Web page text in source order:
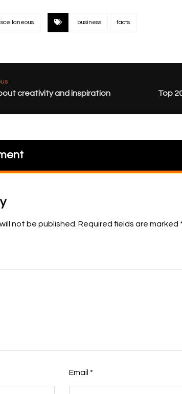
business facts
creativity and inspiration Top
not be published. Required fields are marked *
Email *